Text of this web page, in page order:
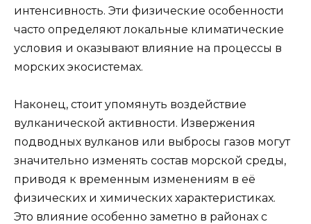
интенсивность. Эти физические особенности
часто определяют локальные климатические
условия и оказывают влияние на процессы в
морских экосистемах.
Наконец, стоит упомянуть воздействие
вулканической активности. Извержения
подводных вулканов или выбросы газов могут
значительно изменять состав морской среды,
приводя к временным изменениям в её
физических и химических характеристиках.
Это влияние особенно заметно в районах с